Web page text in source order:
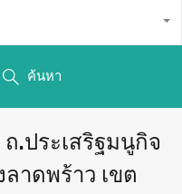
ค้นหา
.ประเสริฐมนูกิจ
าดพร้าว เขต